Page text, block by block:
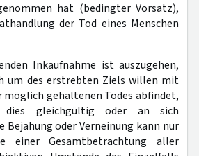
hat (bedingter Vorsatz),
der Tod eines Menschen
Inkaufnahme ist auszugehen,
um des erstrebten Ziels willen mit
gehaltenen Todes abfindet,
gleichgültig oder an sich
Bejahung oder Verneinung kann nur
einer Gesamtbetrachtung aller